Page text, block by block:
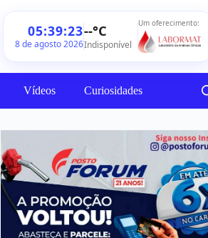
05:39:25
8 de agosto 2026
--°C
Indisponível
Um oferecimento:
Vídeos Curiosidades